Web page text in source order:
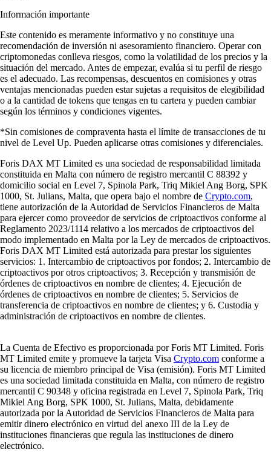
Información importante
Este contenido es meramente informativo y no constituye una
recomendación de inversión ni asesoramiento financiero. Operar con
criptomonedas conlleva riesgos, como la volatilidad de los precios y la
situación del mercado. Antes de empezar, evalúa si tu perfil de riesgo
es el adecuado. Las recompensas, descuentos en comisiones y otras
ventajas mencionadas pueden estar sujetas a requisitos de elegibilidad
o a la cantidad de tokens que tengas en tu cartera y pueden cambiar
según los términos y condiciones vigentes.
*Sin comisiones de compraventa hasta el límite de transacciones de tu
nivel de Level Up. Pueden aplicarse otras comisiones y diferenciales.
Foris DAX MT Limited es una sociedad de responsabilidad limitada
constituida en Malta con número de registro mercantil C 88392 y
domicilio social en Level 7, Spinola Park, Triq Mikiel Ang Borg, SPK
1000, St. Julians, Malta, que opera bajo el nombre de Crypto.com,
tiene autorización de la Autoridad de Servicios Financieros de Malta
para ejercer como proveedor de servicios de criptoactivos conforme al
Reglamento 2023/1114 relativo a los mercados de criptoactivos del
modo implementado en Malta por la Ley de mercados de criptoactivos.
Foris DAX MT Limited está autorizada para prestar los siguientes
servicios: 1. Intercambio de criptoactivos por fondos; 2. Intercambio de
criptoactivos por otros criptoactivos; 3. Recepción y transmisión de
órdenes de criptoactivos en nombre de clientes; 4. Ejecución de
órdenes de criptoactivos en nombre de clientes; 5. Servicios de
transferencia de criptoactivos en nombre de clientes; y 6. Custodia y
administración de criptoactivos en nombre de clientes.
La Cuenta de Efectivo es proporcionada por Foris MT Limited. Foris
MT Limited emite y promueve la tarjeta Visa Crypto.com conforme a
su licencia de miembro principal de Visa (emisión). Foris MT Limited
es una sociedad limitada constituida en Malta, con número de registro
mercantil C 90348 y oficina registrada en Level 7, Spinola Park, Triq
Mikiel Ang Borg, SPK 1000, St. Julians, Malta, debidamente
autorizada por la Autoridad de Servicios Financieros de Malta para
emitir dinero electrónico en virtud del anexo III de la Ley de
instituciones financieras que regula las instituciones de dinero
electrónico.